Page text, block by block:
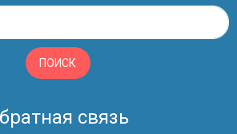
ПОИСК
связь